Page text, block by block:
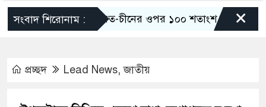
সংবাদ শিরোনাম :ভারত-চীনের ওপর ১০০ শতাংশ শুল্ক আরোপের বিল
×
প্রচ্ছদ Lead News,জাতীয়